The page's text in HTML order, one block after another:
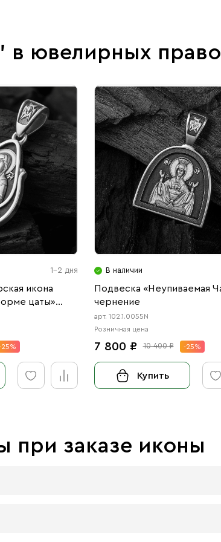
в ювелирных
1-2 дня
икона
цаты»
25%
В наличии
Подвеска «Неупиваемая
чернение
арт. 102.1.0055N
Розничная цена
7 800 ₽ 10 400 ₽ -25%
Купить
при заказе иконы